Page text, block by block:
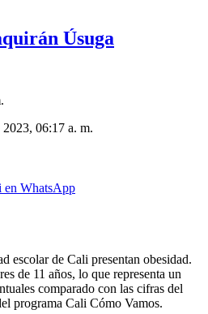
Úsuga
2023, 06:17 a. m.
en WhatsApp
escolar de Cali presentan obesidad.
de 11 años, lo que representa un
comparado con las cifras del
programa Cali Cómo Vamos.